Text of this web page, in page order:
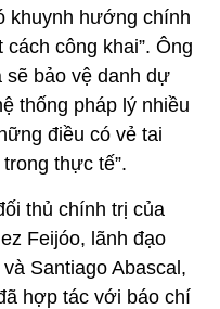
khuynh hướng chính
công khai”. Ông
sẽ bảo vệ danh dự
thống pháp lý nhiều
điều có vẻ tai
thực tế”.
thủ chính trị của
Feijóo, lãnh đạo
Santiago Abascal,
hợp tác với báo chí